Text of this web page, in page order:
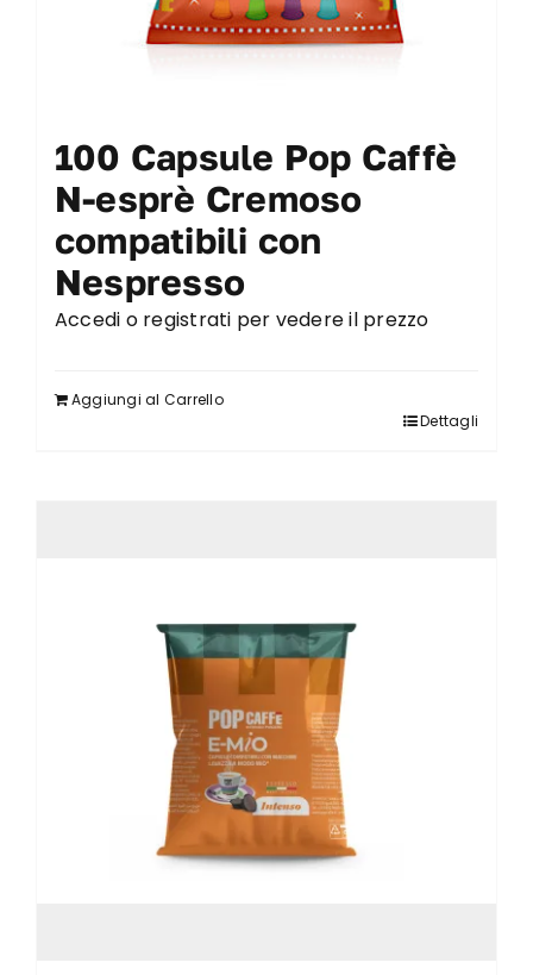
100 Capsule Pop Caffè
N-esprè Cremoso
compatibili con
Nespresso
Accedi o registrati per vedere il prezzo
Aggiungi al Carrello
Dettagli